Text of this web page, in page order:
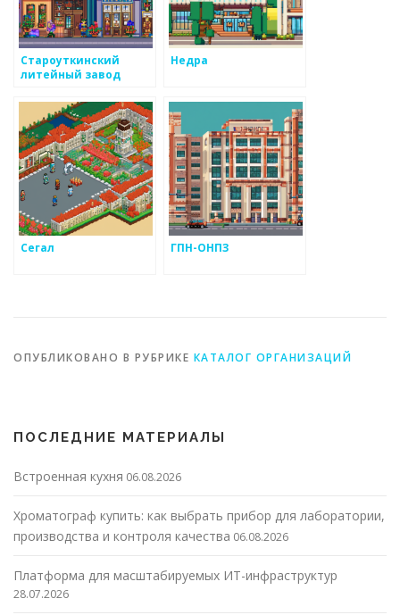
Староуткинский
литейный завод
Недра
Сегал ГПН-ОНПЗ
ОПУБЛИКОВАНО В РУБРИКЕ КАТАЛОГ ОРГАНИЗАЦИЙ
ПОСЛЕДНИЕ МАТЕРИАЛЫ
Встроенная кухня 06.08.2026
Хроматограф купить: как выбрать прибор для лаборатории,
производства и контроля качества 06.08.2026
Платформа для масштабируемых ИТ-инфраструктур
28.07.2026